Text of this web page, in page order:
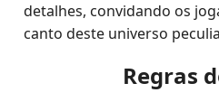
detalhes, convidando os
canto deste universo
Regras